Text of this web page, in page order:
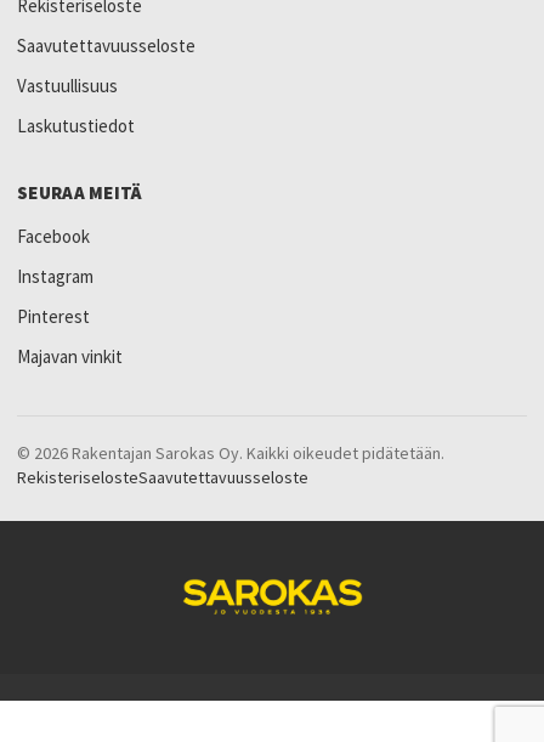
Rekisteriseloste
Saavutettavuusseloste
Vastuullisuus
Laskutustiedot
SEURAA MEITÄ
Facebook
Instagram
Pinterest
Majavan vinkit
© 2026 Rakentajan Sarokas Oy. Kaikki oikeudet pidätetään.
RekisteriselosteSaavutettavuusseloste